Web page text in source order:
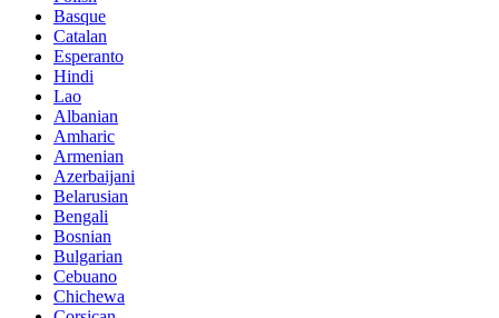
Basque
Catalan
Esperanto
Hindi
Lao
Albanian
Amharic
Armenian
Azerbaijani
Belarusian
Bengali
Bosnian
Bulgarian
Cebuano
Chichewa